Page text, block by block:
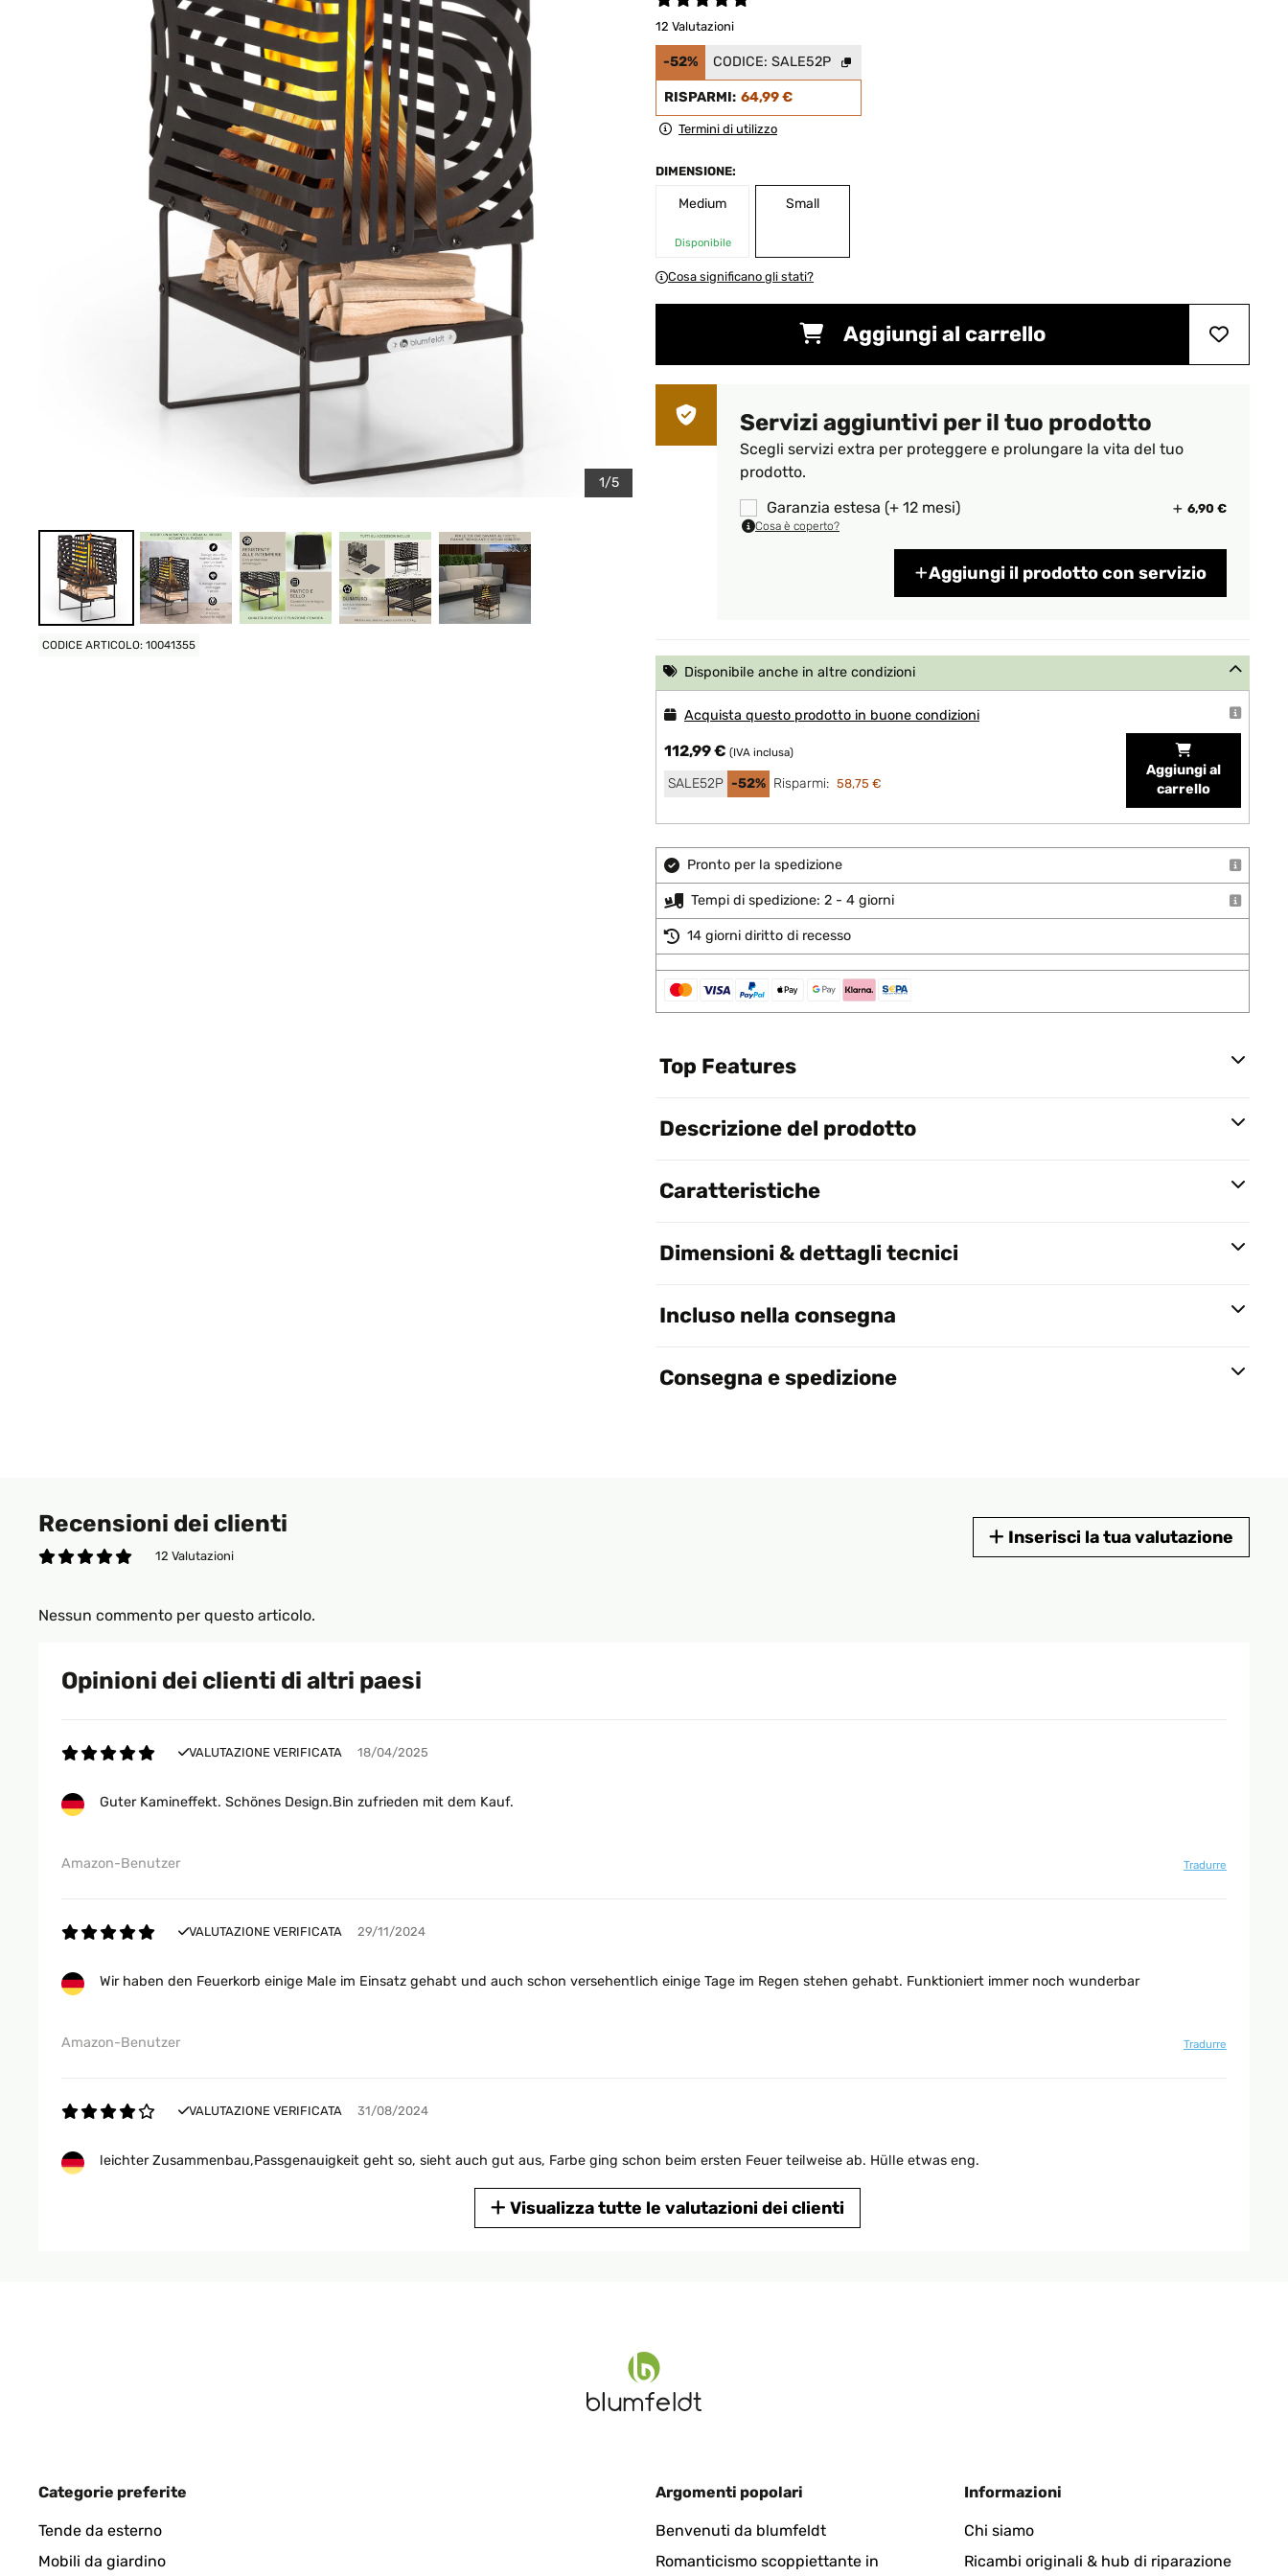
1/5
CODICE ARTICOLO: 10041355
12 Valutazioni
-52% CODICE: SALE52P
RISPARMI: 64,99 €
Termini di utilizzo
DIMENSIONE:
Medium
Disponibile
Small
Cosa significano gli stati?
Aggiungi al carrello
Servizi aggiuntivi per il tuo prodotto
Scegli servizi extra per proteggere e prolungare la vita del tuo
prodotto.
Garanzia estesa (+ 12 mesi)
6,90 €
Cosa è coperto?
Aggiungi il prodotto con servizio
Disponibile anche in altre condizioni
Acquista questo prodotto in buone condizioni
112,99 € (IVA inclusa)
SALE52P -52% Risparmi: 58,75 €
Aggiungi al
carrello
Pronto per la spedizione
Tempi di spedizione: 2 - 4 giorni
14 giorni diritto di recesso
Top Features
Descrizione del prodotto
Caratteristiche
Dimensioni & dettagli tecnici
Incluso nella consegna
Consegna e spedizione
Recensioni dei clienti
12 Valutazioni
Inserisci la tua valutazione
Nessun commento per questo articolo.
Opinioni dei clienti di altri paesi
VALUTAZIONE VERIFICATA 18/04/2025
Guter Kamineffekt. Schönes Design.Bin zufrieden mit dem Kauf.
Amazon-Benutzer Tradurre
VALUTAZIONE VERIFICATA 29/11/2024
Wir haben den Feuerkorb einige Male im Einsatz gehabt und auch schon versehentlich einige Tage im Regen stehen gehabt. Funktioniert immer noch wunderbar
Amazon-Benutzer Tradurre
VALUTAZIONE VERIFICATA 31/08/2024
leichter Zusammenbau,Passgenauigkeit geht so, sieht auch gut aus, Farbe ging schon beim ersten Feuer teilweise ab. Hülle etwas eng.
Visualizza tutte le valutazioni dei clienti
Categorie preferite
Tende da esterno
Mobili da giardino
Argomenti popolari
Benvenuti da blumfeldt
Romanticismo scoppiettante in
Informazioni
Chi siamo
Ricambi originali & hub di riparazione